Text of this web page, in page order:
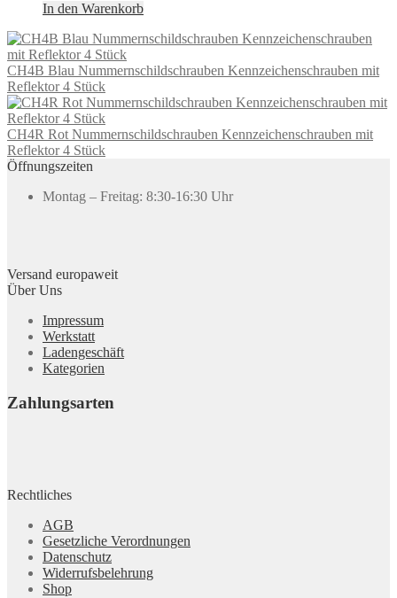
In den Warenkorb
CH4B Blau Nummernschildschrauben Kennzeichenschrauben mit
Reflektor 4 Stück
CH4R Rot Nummernschildschrauben Kennzeichenschrauben mit
Reflektor 4 Stück
Öffnungszeiten
Montag – Freitag: 8:30-16:30 Uhr
Versand europaweit
Über Uns
Impressum
Werkstatt
Ladengeschäft
Kategorien
Zahlungsarten
Rechtliches
AGB
Gesetzliche Verordnungen
Datenschutz
Widerrufsbelehrung
Shop